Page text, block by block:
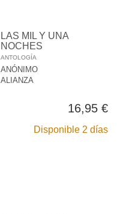
LAS MIL Y UNA
NOCHES
ANTOLOGÍA
ANÓNIMO
ALIANZA
16,95 €
Disponible 2 días